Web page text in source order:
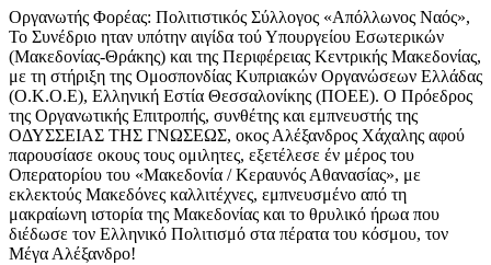
Οργανωτής Φορέας: Πολιτιστικός Σύλλογος «Απόλλωνος Ναός»,
Το Συνέδριο ηταν υπότην αιγίδα τού Υπουργείου Εσωτερικών
(Μακεδονίας-Θράκης) και της Περιφέρειας Κεντρικής Μακεδονίας,
με τη στήριξη της Ομοσπονδίας Κυπριακών Οργανώσεων Ελλάδας
(Ο.Κ.Ο.Ε), Ελληνική Εστία Θεσσαλονίκης (ΠΟΕΕ). Ο Πρόεδρος
της Οργανωτικής Επιτροπής, συνθέτης και εμπνευστής της
ΟΔΥΣΣΕΙΑΣ ΤΗΣ ΓΝΩΣΕΩΣ, οκος Αλέξανδρος Χάχαλης αφού
παρουσίασε οκους τους ομιλητες, εξετέλεσε έν μέρος του
Οπερατορίου του «Μακεδονία / Κεραυνός Αθανασίας», με
εκλεκτούς Μακεδόνες καλλιτέχνες, εμπνευσμένο από τη
μακραίωνη ιστορία της Μακεδονίας και το θρυλικό ήρωα που
διέδωσε τον Ελληνικό Πολιτισμό στα πέρατα του κόσμου, τον
Μέγα Αλέξανδρο!